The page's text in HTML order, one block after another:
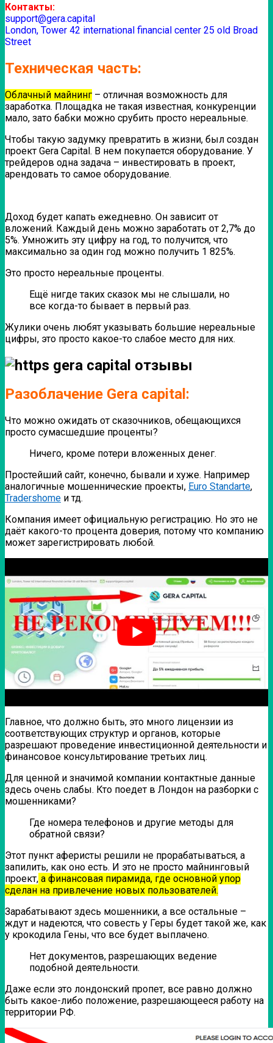
Контакты:
support@gera.capital
London, Tower 42 international financial center 25 old Broad
Street
Техническая часть:
Облачный майнинг – отличная возможность для
заработка. Площадка не такая известная, конкуренции
мало, зато бабки можно срубить просто нереальные.
Чтобы такую задумку превратить в жизни, был создан
проект Gera Capital. В нем покупается оборудование. У
трейдеров одна задача – инвестировать в проект,
арендовать то самое оборудование.
Доход будет капать ежедневно. Он зависит от
вложений. Каждый день можно заработать от 2,7% до
5%. Умножить эту цифру на год, то получится, что
максимально за один год можно получить 1 825%.
Это просто нереальные проценты.
Ещё нигде таких сказок мы не слышали, но
все когда-то бывает в первый раз.
Жулики очень любят указывать большие нереальные
цифры, это просто какое-то слабое место для них.
Разоблачение Gera capital:
Что можно ожидать от сказочников, обещающихся
просто сумасшедшие проценты?
Ничего, кроме потери вложенных денег.
Простейший сайт, конечно, бывали и хуже. Например
аналогичные мошеннические проекты, Euro Standarte,
Tradershome и тд.
Компания имеет официальную регистрацию. Но это не
даёт какого-то процента доверия, потому что компанию
может зарегистрировать любой.
Главное, что должно быть, это много лицензии из
соответствующих структур и органов, которые
разрешают проведение инвестиционной деятельности и
финансовое консультирование третьих лиц.
Для ценной и значимой компании контактные данные
здесь очень слабы. Кто поедет в Лондон на разборки с
мошенниками?
Где номера телефонов и другие методы для
обратной связи?
Этот пункт аферисты решили не прорабатываться, а
запилить, как оно есть. И это не просто майнинговый
проект, а финансовая пирамида, где основной упор
сделан на привлечение новых пользователей.
Зарабатывают здесь мошенники, а все остальные –
ждут и надеются, что совесть у Геры будет такой же, как
у крокодила Гены, что все будет выплачено.
Нет документов, разрешающих ведение
подобной деятельности.
Даже если это лондонский пропет, все равно должно
быть какое-либо положение, разрешающееся работу на
территории РФ.